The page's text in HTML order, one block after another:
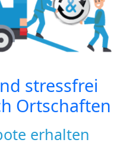
stressfrei
Ortschaften
erhalten